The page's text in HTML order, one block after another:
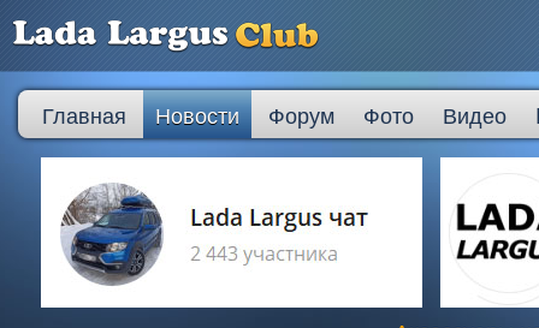
Главная Новости Форум Фото Видео